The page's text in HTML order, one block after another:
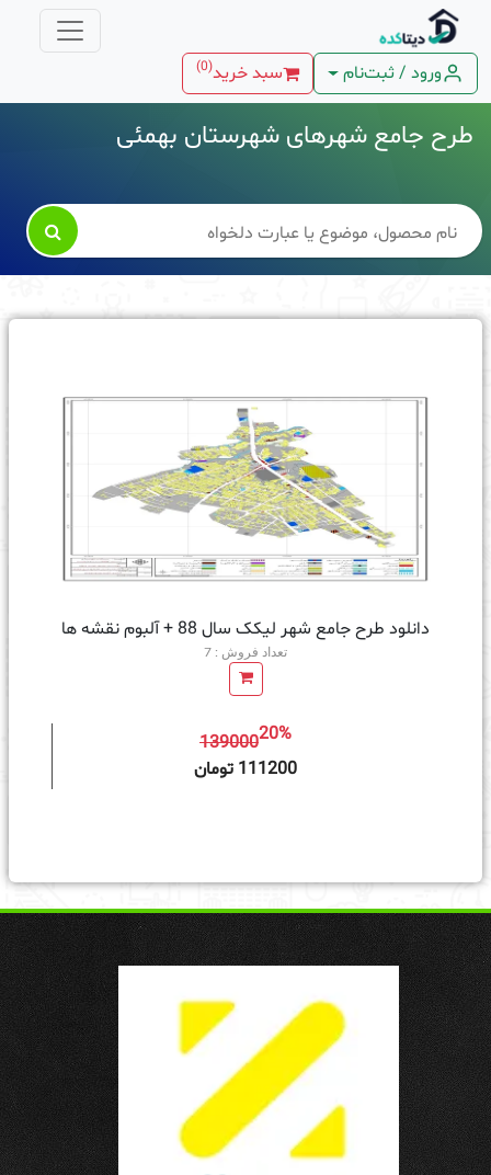
ورود / ثبت‌نام سبد خرید(
0
)
طرح جامع شهرهای شهرستان بهمئی

دانلود طرح جامع شهر لیکک سال 88 + آلبوم نقشه ها
تعداد فروش : 7
13900020%
111200 تومان